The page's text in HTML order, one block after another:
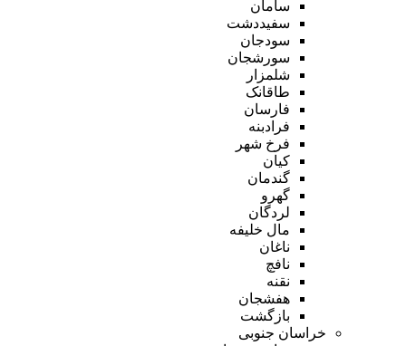
سامان
سفیددشت
سودجان
سورشجان
شلمزار
طاقانک
فارسان
فرادبنه
فرخ شهر
کیان
گندمان
گهرو
لردگان
مال خلیفه
ناغان
نافچ
نقنه
هفشجان
بازگشت
خراسان جنوبی